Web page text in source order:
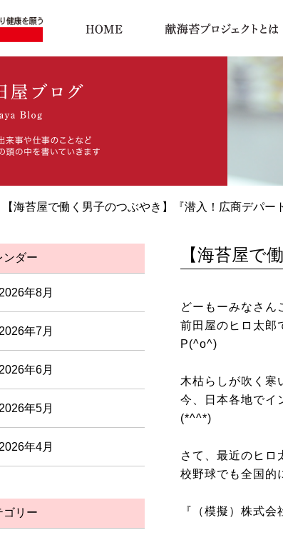
海苔屋で働く男子のつぶやき】『潜入！広商デパー
ンダー
2026年8月
2026年7月
2026年6月
2026年5月
2026年4月
ゴリー
【海苔屋で
どーもーみなさん
前田屋のヒロ太郎
P(^o^)
木枯らしが吹く寒
今、日本各地でイ
(*^^*)
さて、最近のヒロ
校野球でも全国的
『（模擬）株式